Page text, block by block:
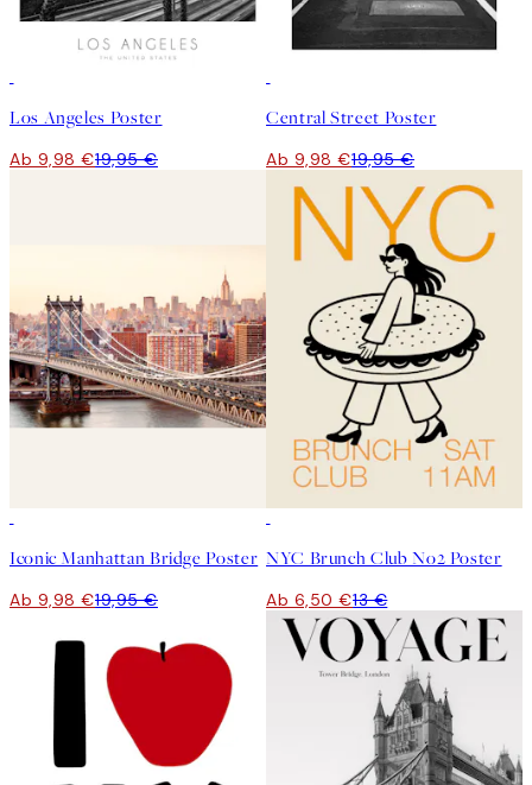
Los Angeles Poster
Ab 9,98 €19,95 €
Central Street Poster
Ab 9,98 €19,95 €
Iconic Manhattan Bridge Poster
Ab 9,98 €19,95 €
NYC Brunch Club No2 Poster
Ab 6,50 €13 €